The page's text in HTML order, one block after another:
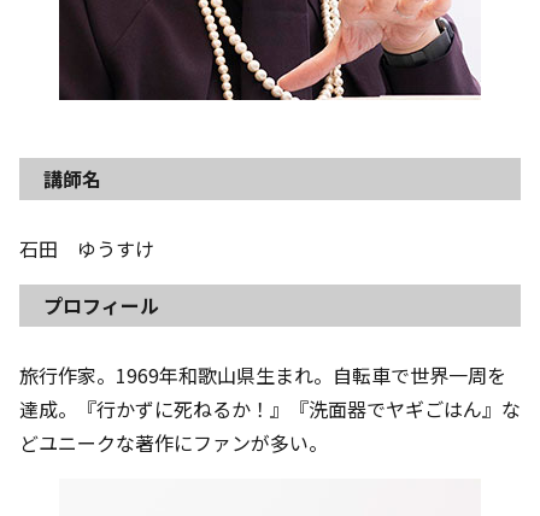
講師名
石田 ゆうすけ
プロフィール
旅行作家。1969年和歌山県生まれ。自転車で世界一周を
達成。『行かずに死ねるか！』『洗面器でヤギごはん』な
どユニークな著作にファンが多い。